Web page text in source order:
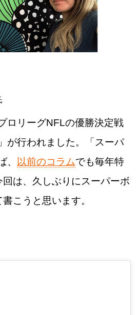
ロリーグNFLの優勝決定戦
が行われました。「スーパ
、
以前のコラムでも毎年特
は、久しぶりにスーパーボ
こうと思います。